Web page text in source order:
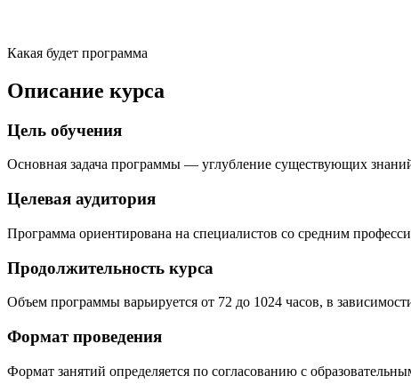
Какая будет программа
Описание курса
Цель обучения
Основная задача программы — углубление существующих
Целевая аудитория
Программа ориентирована на специалистов со средним
Продолжительность курса
Объем программы варьируется от 72 до 1024 часов, в
Формат проведения
Формат занятий определяется по согласованию с